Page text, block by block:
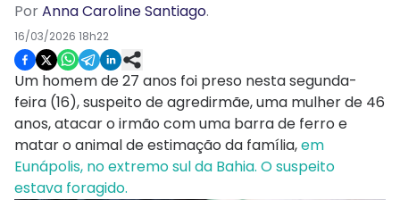
PorAnna Caroline Santiago.
16/03/2026 18h22
Um homem de 27 anos foi preso nesta segunda-
feira (16), suspeito de agredirmãe, uma mulher de 46
anos, atacar o irmão com uma barra de ferro e
matar o animal de estimação da família,em
Eunápolis, no extremo sul da Bahia. O suspeito
estava foragido.